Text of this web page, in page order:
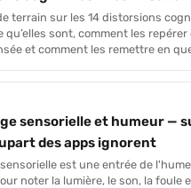
terrain sur les 14 distorsions
qu’elles sont, comment les
et comment les remettre en
sensorielle et humeur —
des apps ignorent
est une entrée de
noter la lumière, le son, la foule